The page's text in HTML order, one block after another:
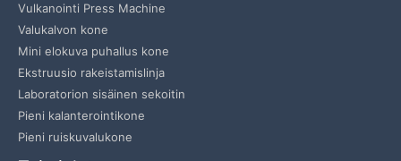
Vulkanointi Press Machine
Valukalvon kone
Mini elokuva puhallus kone
Ekstruusio rakeistamislinja
Laboratorion sisäinen sekoitin
Pieni kalanterointikone
Pieni ruiskuvalukone